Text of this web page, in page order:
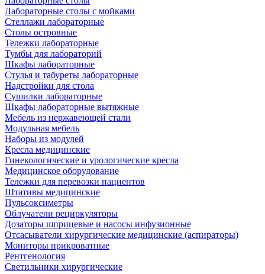
Лабораторные столы с мойками
Стеллажи лабораторные
Столы островные
Тележки лабораторные
Тумбы для лабораторий
Шкафы лабораторные
Стулья и табуреты лабораторные
Надстройки для стола
Сушилки лабораторные
Шкафы лабораторные вытяжные
Мебель из нержавеющей стали
Модульная мебель
Наборы из модулей
Кресла медицинские
Гинекологические и урологические кресла
Медицинское оборудование
Тележки для перевозки пациентов
Штативы медицинские
Пульсоксиметры
Облучатели рециркуляторы
Дозаторы шприцевые и насосы инфузионные
Отсасыватели хирургические медицинские (аспираторы)
Мониторы прикроватные
Рентгенология
Светильники хирургические